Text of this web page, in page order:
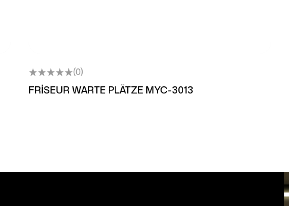
(0)
FRİSEUR WARTE PLÄTZE MYC-3013